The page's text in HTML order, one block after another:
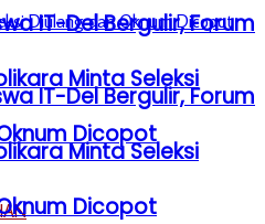
IT-Del Bergulir, Forum
Minta Seleksi
Dicopot
IT-Del Bergulir, Forum
Minta Seleksi
Dicopot